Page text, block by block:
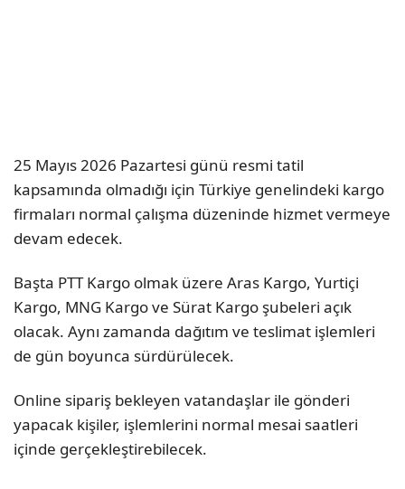
25 Mayıs 2026 Pazartesi günü resmi tatil
kapsamında olmadığı için Türkiye genelindeki kargo
firmaları normal çalışma düzeninde hizmet vermeye
devam edecek.
Başta PTT Kargo olmak üzere Aras Kargo, Yurtiçi
Kargo, MNG Kargo ve Sürat Kargo şubeleri açık
olacak. Aynı zamanda dağıtım ve teslimat işlemleri
de gün boyunca sürdürülecek.
Online sipariş bekleyen vatandaşlar ile gönderi
yapacak kişiler, işlemlerini normal mesai saatleri
içinde gerçekleştirebilecek.